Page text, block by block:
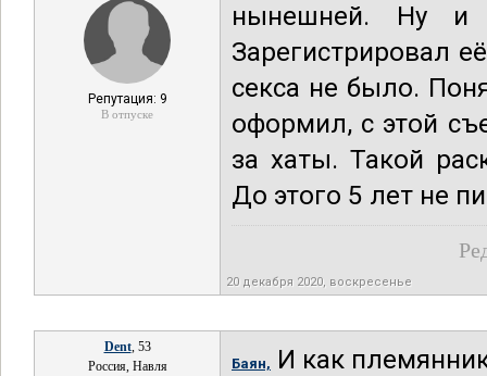
Репутация: 9
В отпуске
нынешней. Ну и
Зарегистрировал
секса не было.
оформил, с этой
за хаты. Такой
До этого 5 лет не
20 декабря 2020, воскресенье
Dent, 53
Россия, Навля
Баян, И как